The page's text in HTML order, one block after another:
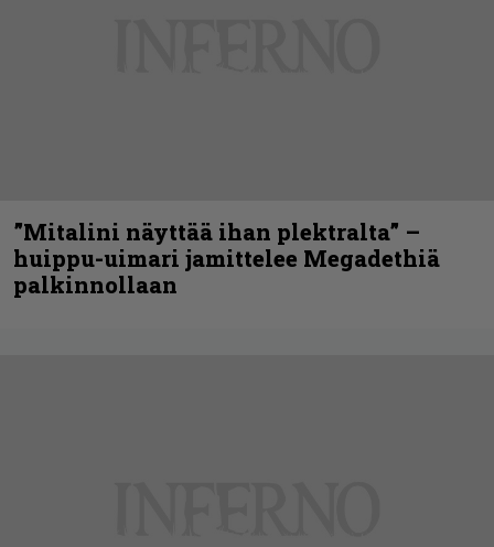
”Mitalini näyttää ihan plektralta” –
huippu-uimari jamittelee Megadethiä
palkinnollaan